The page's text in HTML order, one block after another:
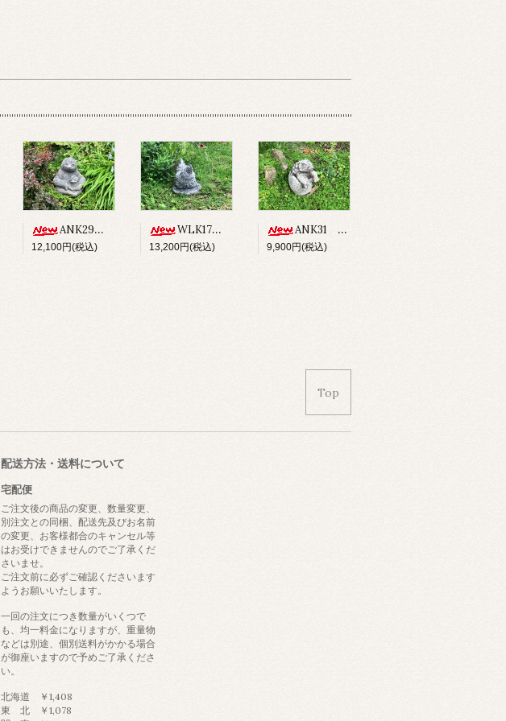
ANK29 SLOTH
12,100円(税込)
WLK17 CHICKEN
13,200円(税込)
ANK31 ANCHISAURUS
9,900円(税込)
Top
配送方法・送料について
宅配便
ご注文後の商品の変更、数量変更、
別注文との同梱、配送先及びお名前
の変更、お客様都合のキャンセル等
はお受けできませんのでご了承くだ
さいませ。
ご注文前に必ずご確認くださいます
ようお願いいたします。
一回の注文につき数量がいくつで
も、均一料金になりますが、重量物
などは別途、個別送料がかかる場合
が御座いますので予めご了承くださ
い。
北海道 ￥1,408
東 北 ￥1,078